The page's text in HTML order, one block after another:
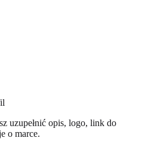
uzupełnić opis, logo, link do
o marce.